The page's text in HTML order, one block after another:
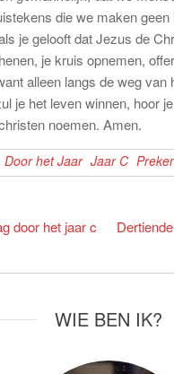
die we maken
je gelooft dat Jezus de
je kruis opnemen,
alleen langs de weg van
je het leven winnen, hoor
noemen. Amen.
Door het Jaar Jaar C
door het jaar c
WIE BEN IK?